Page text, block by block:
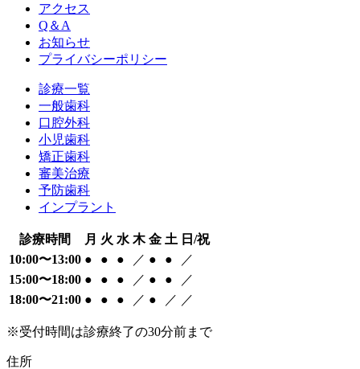
アクセス
Q＆A
お知らせ
プライバシーポリシー
診療一覧
一般歯科
口腔外科
小児歯科
矯正歯科
審美治療
予防歯科
インプラント
診療時間 月 火 水 木 金 土 日/祝
10:00〜13:00 ● ● ● ／ ● ●
／
15:00〜18:00 ● ● ● ／ ● ●
／
18:00〜21:00 ● ● ● ／ ● ／ ／
※受付時間は診療終了の30分前まで
住所